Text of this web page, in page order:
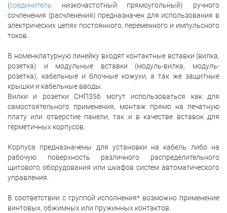
(соединитель низкочастотный прямоугольный) ручного
сочленения (расчленения) предназначен для использования в
электрических цепях постоянного, переменного и импульсного
токов.
В номенклатурную линейку входят контактные вставки (вилка,
розетка) и модульные вставки (модуль-вилка, модуль-
розетка), кабельные и блочные кожухи, а так же защитные
крышки и кабельные вводы.
Вилки и розетки СНП356 могут использоваться как для
самостоятельного применения, монтаж прямо на печатную
плату или отверстие панели, так и в качестве вставок для
герметичных корпусов.
Корпуса предназначены для установки на кабель либо на
рабочую поверхность различного распределительного
щитового оборудования или шкафов систем автоматического
управления.
В соответствии с группой исполнения* возможно применение
винтовых, обжимных или пружинных контактов.